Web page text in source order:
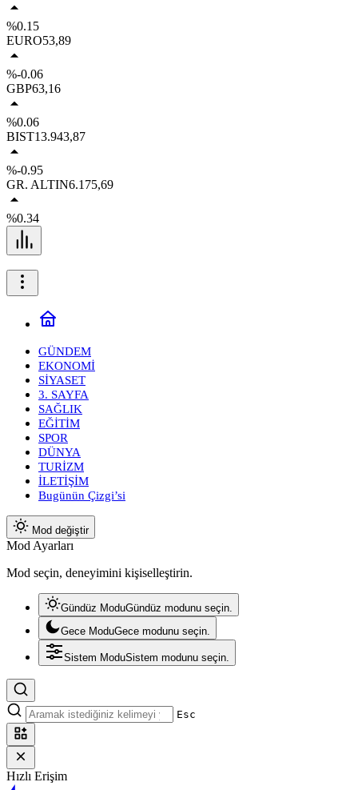
%0.15
EURO53,89
%-0.06
GBP63,16
%0.06
BIST13.943,87
%-0.95
GR. ALTIN6.175,69
%0.34
GÜNDEM
EKONOMİ
SİYASET
3. SAYFA
SAĞLIK
EĞİTİM
SPOR
DÜNYA
TURİZM
İLETİŞİM
Bugünün Çizgi’si
Mod değiştir
Mod Ayarları
Mod seçin, deneyimini kişiselleştirin.
Gündüz ModuGündüz modunu seçin.
Gece ModuGece modunu seçin.
Sistem ModuSistem modunu seçin.
Esc
Hızlı Erişim